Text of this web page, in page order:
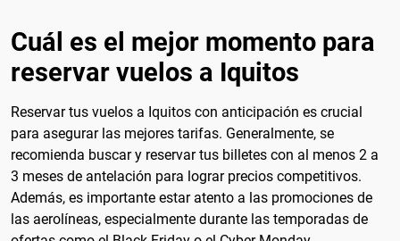
Cuál es el mejor momento para
reservar vuelos a Iquitos
Reservar tus vuelos a Iquitos con anticipación es crucial
para asegurar las mejores tarifas. Generalmente, se
recomienda buscar y reservar tus billetes con al menos 2 a
3 meses de antelación para lograr precios competitivos.
Además, es importante estar atento a las promociones de
las aerolíneas, especialmente durante las temporadas de